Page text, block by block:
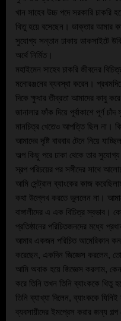
খান সাহেব উচ্চ পদে সরকারি
থিতু হয়ে বসেছেন। ডাক্তার আমার
সুযোগ্য সন্তান ঢাকায় ডাকসাইটে
অর্থে নির্মিত।
মহাইমেন সাহেব চাকরি জীবনের
মনোরঞ্জনের ব্যবস্থা করেন।
দিকে ক্ষুধার তীব্রতা আমাদের কাবু
জানালার ফাঁক দিয়ে পূর্বাকাশে পূর্ণ
মানচিত্র খেতেও আপত্তি ছিল না।
আমাদের দৃষ্টি বারবার টেনে নিয়ে
অল্প কিছু পরে ঢাকা থেকে তার
স্বল্প পরিচয়ের পর সঙ্গীদের সাথে
আমি সেন্ট্রাল ব্যাংকের কাজ
কথা উল্লেখ করতে ভুললেন না।
বাঙ্গালীদের এ এক বিচিত্র স্বভাব।
প্রতিষ্ঠানের পরিচিতজনদের মধ্যে
আমার একজন পরিচিত আমেরিকান
করেছেন, একদিন জিজ্ঞেস করলেন,
আমি অবাক হয়ে জিজ্ঞেস করলাম,
করে তিনি তখন তিনি ব্যাংককে থিতু
তিনি ব্যাখ্যা দিলেন, ব্যাংককে
ব্যবসায়ীদের ইমপ্রেস করার জন্য গল্প